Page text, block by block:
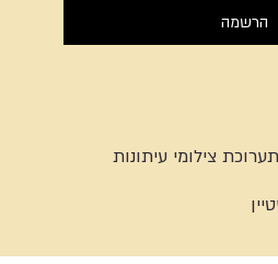
הרשמה
צילומי עיתונות